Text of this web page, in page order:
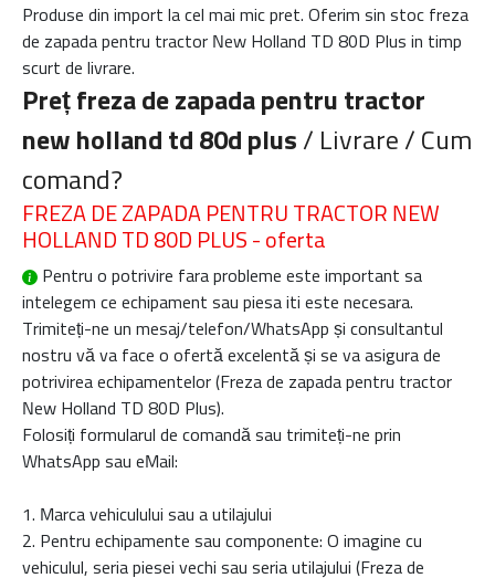
Produse din import la cel mai mic pret. Oferim sin stoc freza
de zapada pentru tractor New Holland TD 80D Plus in timp
scurt de livrare.
Preț freza de zapada pentru tractor
new holland td 80d plus / Livrare / Cum
comand?
FREZA DE ZAPADA PENTRU TRACTOR NEW
HOLLAND TD 80D PLUS - oferta
Pentru o potrivire fara probleme este important sa
intelegem ce echipament sau piesa iti este necesara.
Trimiteți-ne un mesaj/telefon/WhatsApp și consultantul
nostru vă va face o ofertă excelentă și se va asigura de
potrivirea echipamentelor (Freza de zapada pentru tractor
New Holland TD 80D Plus).
Folosiți formularul de comandă sau trimiteți-ne prin
WhatsApp sau eMail:
1. Marca vehiculului sau a utilajului
2. Pentru echipamente sau componente: O imagine cu
vehiculul, seria piesei vechi sau seria utilajului (Freza de